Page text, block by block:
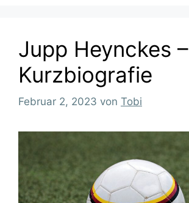
Jupp Heynckes –
Kurzbiografie
Februar 2, 2023 von Tobi